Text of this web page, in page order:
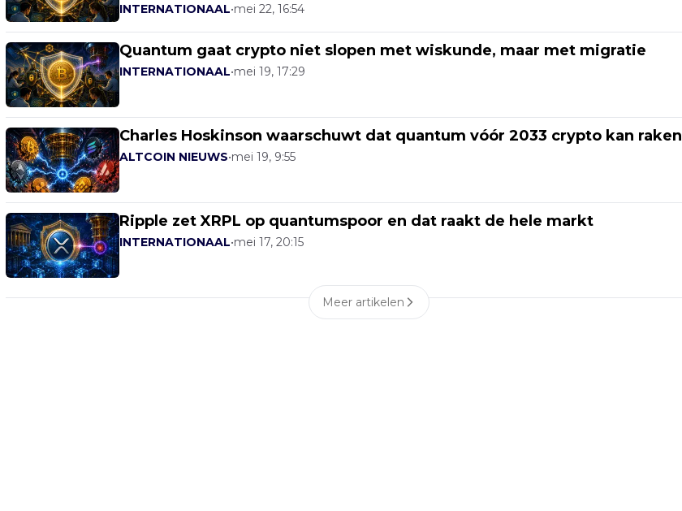
INTERNATIONAAL•mei 22, 16:54
Quantum gaat crypto niet slopen met wiskunde, maar met migratie
INTERNATIONAAL•mei 19, 17:29
Charles Hoskinson waarschuwt dat quantum vóór 2033 crypto kan raken
ALTCOIN NIEUWS•mei 19, 9:55
Ripple zet XRPL op quantumspoor en dat raakt de hele markt
INTERNATIONAAL•mei 17, 20:15
Meer artikelen